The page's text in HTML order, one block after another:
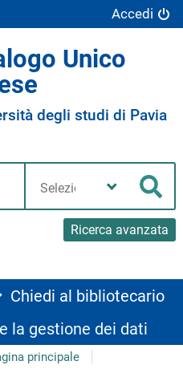
Accedi
Unico
degli studi di Pavia
Ricerca avanzata
biblioteca
Chiedi al bibliotecario
la gestione dei dati
principale